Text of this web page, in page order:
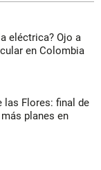
eléctrica? Ojo a
en Colombia
las Flores: final de
planes en